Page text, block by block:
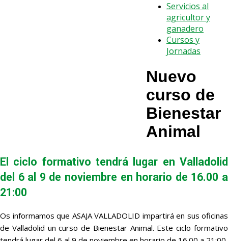
Servicios al
agricultor y
ganadero
Cursos y
Jornadas
Nuevo
curso de
Bienestar
Animal
El ciclo formativo tendrá lugar en Valladolid
del 6 al 9 de noviembre en horario de 16.00 a
21:00
Os informamos que ASAJA VALLADOLID impartirá en sus oficinas
de Valladolid un curso de Bienestar Animal. Este ciclo formativo